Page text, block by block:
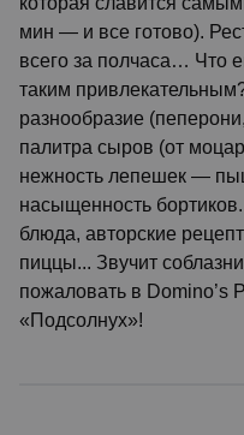
мин — и все готово).
всего за полчаса… Что
таким
разнообразие
палитра сыров (от
нежность лепешек —
насыщенность
блюда, авторские
пиццы... Звучит
пожаловать в Domino’s
«Подсолнух»!